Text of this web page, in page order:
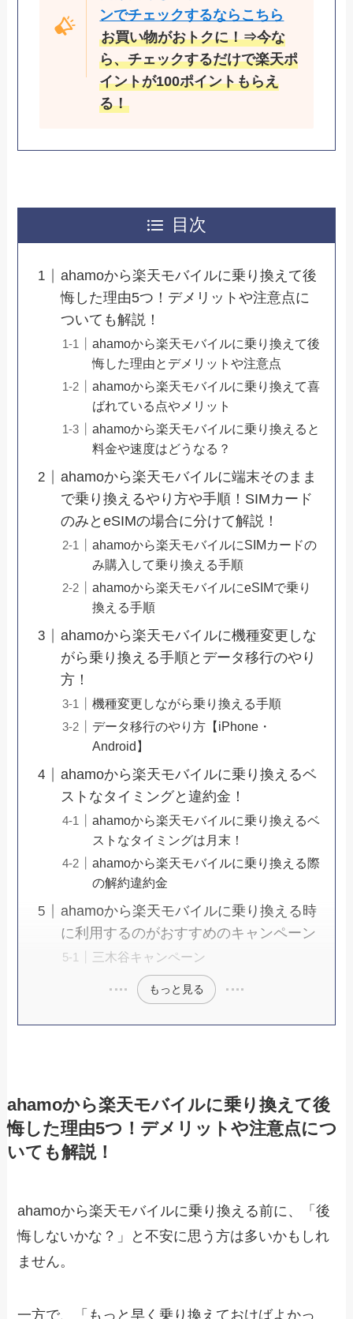
ンでチェックするならこちら
お買い物がおトクに！⇒今な
ら、チェックするだけで楽天ポ
イントが100ポイントもらえ
る！
目次
ahamoから楽天モバイルに乗り換えて後
悔した理由5つ！デメリットや注意点に
ついても解説！
ahamoから楽天モバイルに乗り換えて後
悔した理由とデメリットや注意点
ahamoから楽天モバイルに乗り換えて喜
ばれている点やメリット
ahamoから楽天モバイルに乗り換えると
料金や速度はどうなる？
ahamoから楽天モバイルに端末そのまま
で乗り換えるやり方や手順！SIMカード
のみとeSIMの場合に分けて解説！
ahamoから楽天モバイルにSIMカードの
み購入して乗り換える手順
ahamoから楽天モバイルにeSIMで乗り
換える手順
ahamoから楽天モバイルに機種変更しな
がら乗り換える手順とデータ移行のやり
方！
機種変更しながら乗り換える手順
データ移行のやり方【iPhone・
Android】
ahamoから楽天モバイルに乗り換えるベ
ストなタイミングと違約金！
ahamoから楽天モバイルに乗り換えるベ
ストなタイミングは月末！
ahamoから楽天モバイルに乗り換える際
の解約違約金
ahamoから楽天モバイルに乗り換える時
に利用するのがおすすめのキャンペーン
三木谷キャンペーン
もっと見る
ahamoから楽天モバイルに乗り換えて後
悔した理由5つ！デメリットや注意点につ
いても解説！
ahamoから楽天モバイルに乗り換える前に、「後
悔しないかな？」と不安に思う方は多いかもしれ
ません。
一方で、「もっと早く乗り換えておけばよかっ